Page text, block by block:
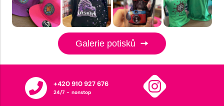
Galerie potisků
+420 910 927 676
24/7 - nonstop